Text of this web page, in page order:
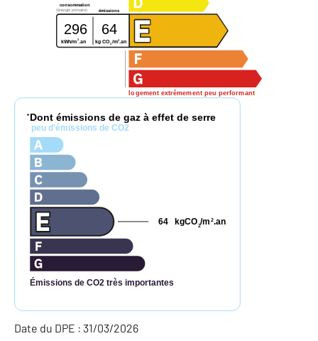
logement extrêmement peu performant
consommation
émissions
(énergie primaire)
296 64
kWh/m2.an kg CO2/m2 .an
* Dont émissions de gaz à effet de serre
peu d'émissions de CO2
Émissions de CO2 très importantes
kgCO2/m 2.an
64
Date du DPE : 31/03/2026